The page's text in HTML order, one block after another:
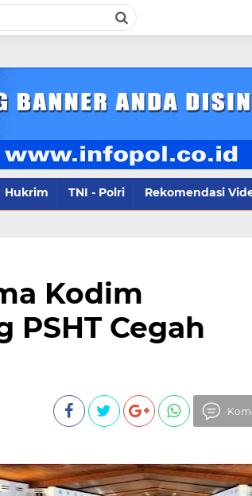
infopol.co.id Kontak Redaksi-
Hukrim TNI - Polri Rekomendasi
Kodim
PSHT Cegah